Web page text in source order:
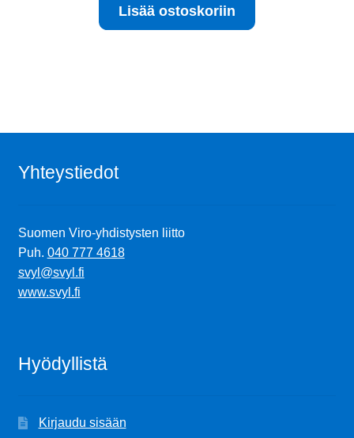
15.00 €.
Lisää ostoskoriin
Yhteystiedot
Suomen Viro-yhdistysten liitto
Puh. 040 777 4618
svyl@svyl.fi
www.svyl.fi
Hyödyllistä
Kirjaudu sisään